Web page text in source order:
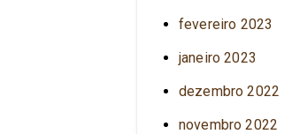
fevereiro 2023
janeiro 2023
dezembro 2022
novembro 2022